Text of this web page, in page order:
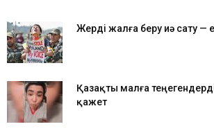
Жерді жалға беру иә сату —
Қазақты малға
қажет